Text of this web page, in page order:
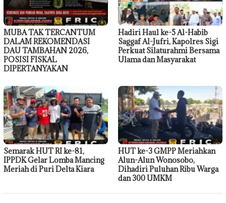
MUBA TAK TERCANTUM
DALAM REKOMENDASI
DAU TAMBAHAN 2026,
POSISI FISKAL
DIPERTANYAKAN
Hadiri Haul ke-5 Al-Habib
Saggaf Al-Jufri, Kapolres Sigi
Perkuat Silaturahmi Bersama
Ulama dan Masyarakat
Semarak HUT RI ke-81,
IPPDK Gelar Lomba Mancing
Meriah di Puri Delta Kiara
HUT ke-3 GMPP Meriahkan
Alun-Alun Wonosobo,
Dihadiri Puluhan Ribu Warga
dan 300 UMKM